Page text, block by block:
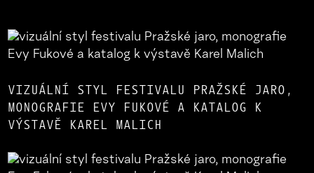
VIZUÁLNÍ STYL FESTIVALU PRAŽSKÉ JARO,
MONOGRAFIE EVY FUKOVÉ A KATALOG K
VÝSTAVĚ KAREL MALICH